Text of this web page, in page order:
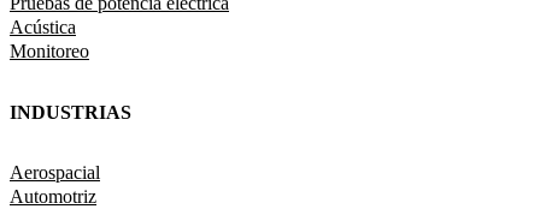
Acústica
Monitoreo
INDUSTRIAS
Aerospacial
Automotriz